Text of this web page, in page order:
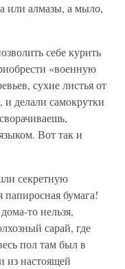
или алмазы, а мыло,
себе курить
«военную
сухие листья от
делали самокрутки
Вот так и
секретную
бумага!
то нельзя,
сарай, где
пол там был в
из настоящей